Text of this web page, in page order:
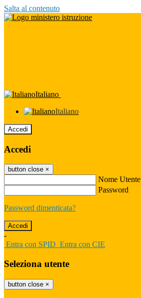
Salta al contenuto
Italiano
Italiano
Accedi
Accedi
button close ×
Nome Utente
Password
Password dimenticata?
-
Entra con SPID Entra con CIE
Seleziona utente
button close ×